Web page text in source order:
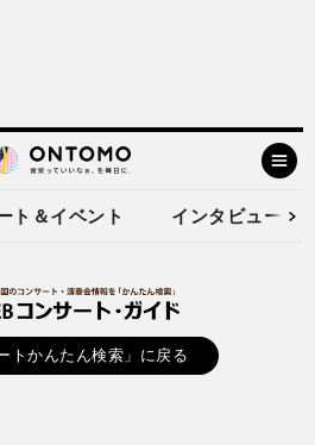
ト＆イベント インタビュー
トかんたん検索」に戻る